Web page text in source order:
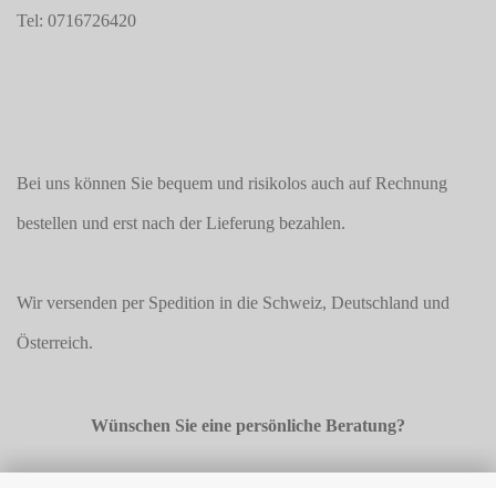
Tel: 0716726420
Bei uns können Sie bequem und risikolos auch auf Rechnung
bestellen und erst nach der Lieferung bezahlen.
Wir versenden per Spedition in die Schweiz, Deutschland und
Österreich.
Wünschen Sie eine persönliche Beratung?